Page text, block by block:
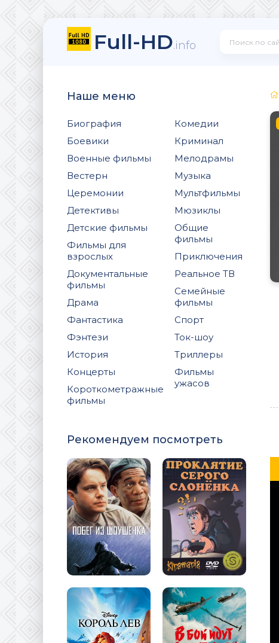
Full-HD.info
Наше меню
Биография
Боевики
Военные фильмы
Вестерн
Церемонии
Детективы
Детские фильмы
Фильмы для
взрослых
Документальные
фильмы
Драма
Фантастика
Фэнтези
История
Концерты
Короткометражные
фильмы
Комедии
Криминал
Мелодрамы
Музыка
Мультфильмы
Мюзиклы
Общие
фильмы
Приключения
Реальное ТВ
Семейные
фильмы
Спорт
Ток-шоу
Триллеры
Фильмы
ужасов
Рекомендуем посмотреть